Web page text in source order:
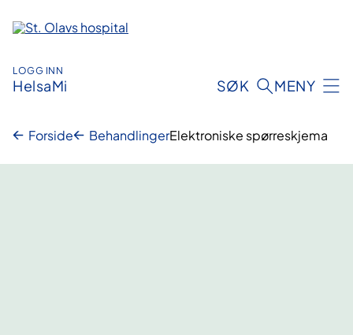
innhold
LOGG INN
HelsaMi SØK MENY
Forside BehandlingerElektroniske spørreskjema